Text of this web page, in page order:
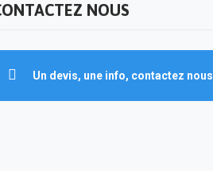
NOUS
Un devis, une info, contactez nous